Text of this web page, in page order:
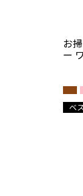
お
ー
ベ